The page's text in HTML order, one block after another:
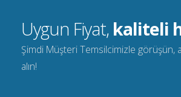
Uygun Fiyat, kaliteli
Şimdi Müşteri Temsilcimizle görüşün,
alın!